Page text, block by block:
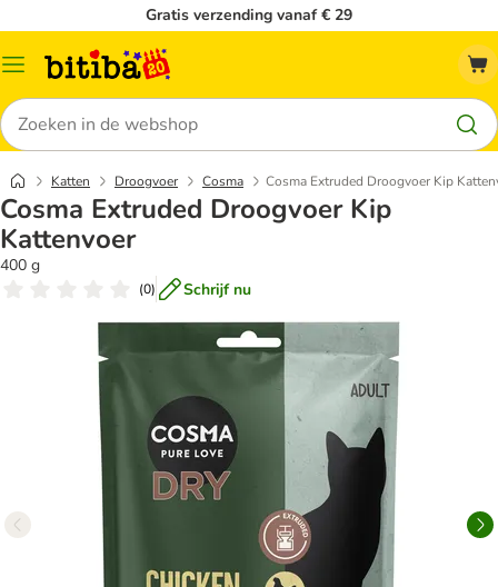
Gratis verzending vanaf € 29
Catalogusmenu
Zoeken
Katten Droogvoer Cosma Cosma Extruded Droogvoer Kip
Cosma Extruded Droogvoer Kip
Kattenvoer
400 g
(0) Schrijf nu